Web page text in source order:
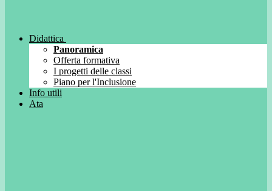
Didattica
Panoramica
Offerta formativa
I progetti delle classi
Piano per l'Inclusione
Info utili
Ata